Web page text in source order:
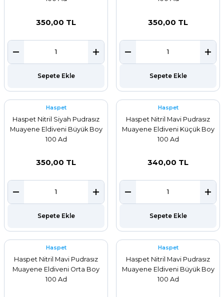
350,00 TL
Sepete Ekle
350,00 TL
Sepete Ekle
Haspet
Haspet Nitril Siyah Pudrasız
Muayene Eldiveni Büyük Boy
100 Ad
350,00 TL
Sepete Ekle
Haspet
Haspet Nitril Mavi Pudrasız
Muayene Eldiveni Küçük Boy
100 Ad
340,00 TL
Sepete Ekle
Haspet
Haspet Nitril Mavi Pudrasız
Muayene Eldiveni Orta Boy
100 Ad
Haspet
Haspet Nitril Mavi Pudrasız
Muayene Eldiveni Büyük Boy
100 Ad